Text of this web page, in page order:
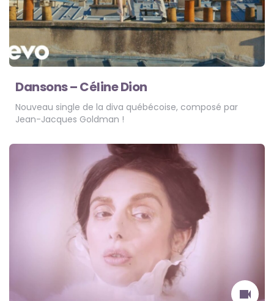
Dansons – Céline Dion
Nouveau single de la diva québécoise, composé par
Jean-Jacques Goldman !